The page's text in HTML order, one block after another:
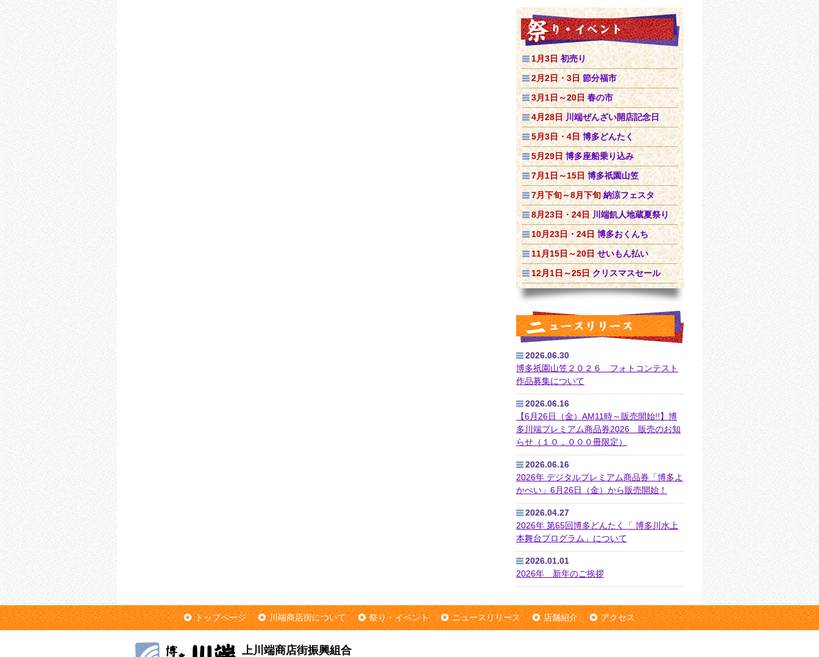
1月3日初売り
2月2日・3日節分福市
3月1日～20日春の市
4月28日川端ぜんざい開店記念日
5月3日・4日博多どんたく
5月29日博多座船乗り込み
7月1日～15日博多祇園山笠
7月下旬～8月下旬納涼フェスタ
8月23日・24日川端飢人地蔵夏祭り
10月23日・24日博多おくんち
11月15日～20日せいもん払い
12月1日～25日クリスマスセール
2026.06.30
博多祇園山笠２０２６ フォトコンテスト
作品募集について
2026.06.16
【6月26日（金）AM11時～販売開始!!】博
多川端プレミアム商品券2026 販売のお知
らせ（１０，０００冊限定）
2026.06.16
2026年 デジタルプレミアム商品券「博多よ
かぺい」6月26日（金）から販売開始！
2026.04.27
2026年 第65回博多どんたく「 博多川水上
本舞台プログラム」について
2026.01.01
2026年 新年のご挨拶
トップページ 川端商店街について 祭り・イベント ニュースリリース 店舗紹介 アクセス
上川端商店街振興組合